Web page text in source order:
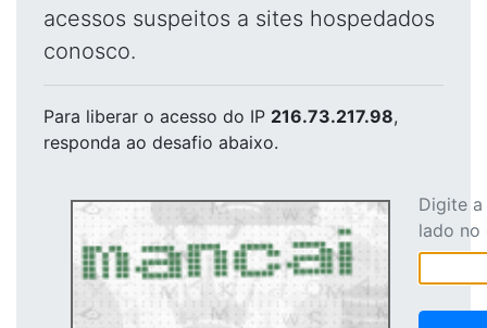
acessos suspeitos a sites hospedados
conosco.
Para liberar o acesso do IP 216.73.217.98,
responda ao desafio abaixo.
Digite
lado no